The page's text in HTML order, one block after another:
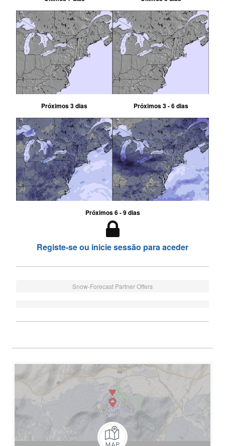
Próximos 3 dias Próximos 3 - 6 dias
Próximos 6 - 9 dias
Registe-se ou inicie sessão para aceder
Snow-Forecast Partner Offers